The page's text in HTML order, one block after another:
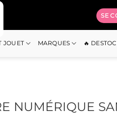
SE
JOUET MARQUES 🔥
NUMÉRIQUE